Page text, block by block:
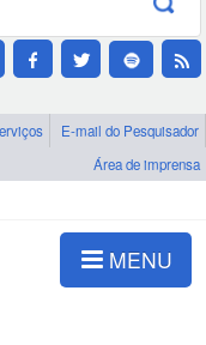
E-mail do Pesquisador
Área de imprensa
MENU